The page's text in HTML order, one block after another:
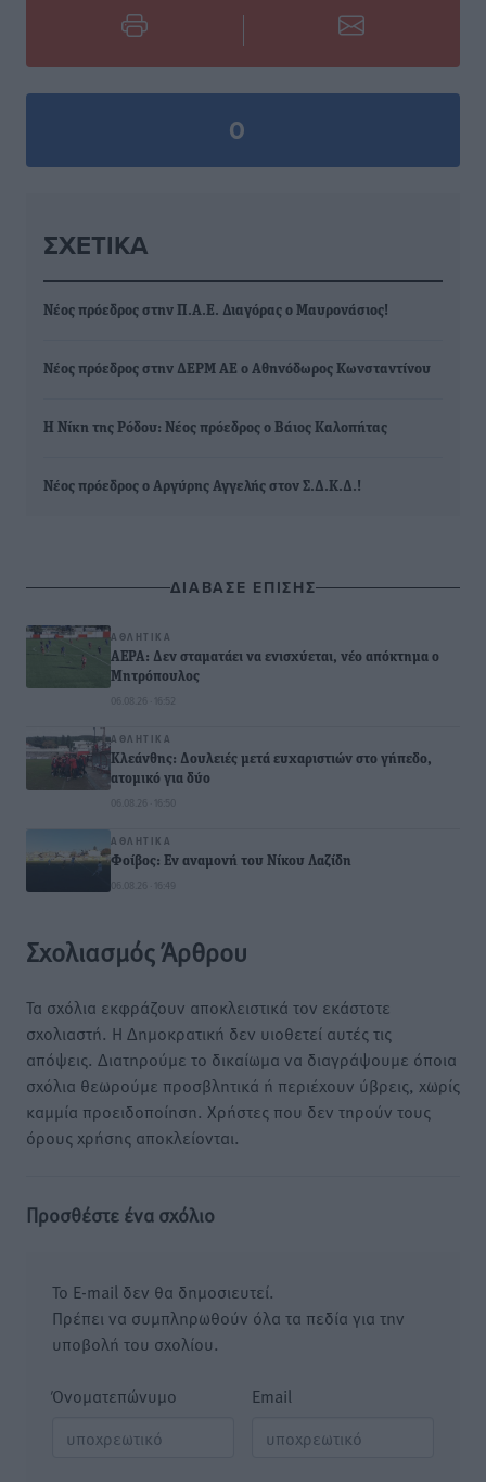
0
ΣΧΕΤΙΚΆ
Νέος πρόεδρος στην Π.Α.Ε. Διαγόρας ο Μαυρονάσιος!
Νέος πρόεδρος στην ΔΕΡΜ ΑΕ ο Αθηνόδωρος Κωνσταντίνου
Η Νίκη της Ρόδου: Νέος πρόεδρος ο Βάιος Καλοπήτας
Νέος πρόεδρος ο Αργύρης Αγγελής στον Σ.Δ.Κ.Δ.!
ΔΙΑΒΑΣΕ ΕΠΙΣΗΣ
ΑΘΛΗΤΙΚΆ
ΑΕΡΑ: Δεν σταματάει να ενισχύεται, νέο απόκτημα ο
Μητρόπουλος
06.08.26 · 16:52
ΑΘΛΗΤΙΚΆ
Κλεάνθης: Δουλειές μετά ευχαριστιών στο γήπεδο,
ατομικό για δύο
06.08.26 · 16:50
ΑΘΛΗΤΙΚΆ
Φοίβος: Εν αναμονή του Νίκου Λαζίδη
06.08.26 · 16:49
Σχολιασμός Άρθρου
Τα σχόλια εκφράζουν αποκλειστικά τον εκάστοτε
σχολιαστή. Η Δημοκρατική δεν υιοθετεί αυτές τις
απόψεις. Διατηρούμε το δικαίωμα να διαγράψουμε όποια
σχόλια θεωρούμε προσβλητικά ή περιέχουν ύβρεις, χωρίς
καμμία προειδοποίηση. Χρήστες που δεν τηρούν τους
όρους χρήσης αποκλείονται.
Προσθέστε ένα σχόλιο
Το E-mail δεν θα δημοσιευτεί.
Πρέπει να συμπληρωθούν όλα τα πεδία για την
υποβολή του σχολίου.
Όνοματεπώνυμο Email